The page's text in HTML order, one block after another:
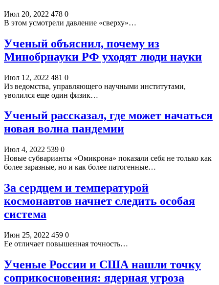
Июл 20, 2022 478 0
В этом усмотрели давление «сверху»…
Ученый объяснил, почему из
Минобрнауки РФ уходят люди науки
Июл 12, 2022 481 0
Из ведомства, управляющего научными институтами,
уволился еще один физик…
Ученый рассказал, где может начаться
новая волна пандемии
Июл 4, 2022 539 0
Новые субварианты «Омикрона» показали себя не только как
более заразные, но и как более патогенные…
За сердцем и температурой
космонавтов начнет следить особая
система
Июн 25, 2022 459 0
Ее отличает повышенная точность…
Ученые России и США нашли точку
соприкосновения: ядерная угроза